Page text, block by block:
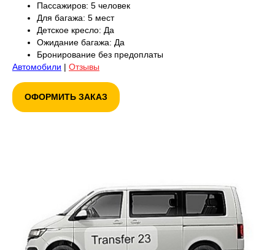
Пассажиров: 5 человек
Для багажа: 5 мест
Детское кресло: Да
Ожидание багажа: Да
Бронирование без предоплаты
Автомобили | Отзывы
ОФОРМИТЬ ЗАКАЗ